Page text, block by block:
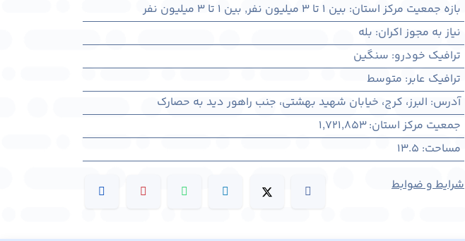
بازه جمعیت مرکز استان: بین ۱ تا ۳ میلیون نفر , بین ۱ تا ۳ میلیون نفر
نیاز به مجوز اکران: بله
ترافیک خودرو: سنگین
ترافیک عابر: متوسط
آدرس: البرز، کرج، خیابان شهید بهشتی، جنب راهور دید به حصارک
جمعیت مرکز استان:
1,721,853
مساحت:
13.5
شرایط و ضوابط